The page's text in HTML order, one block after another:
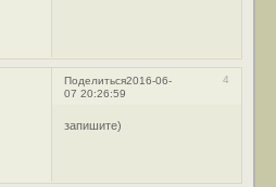
Поделиться 4
2016-06-
07 20:26:59
запишите)